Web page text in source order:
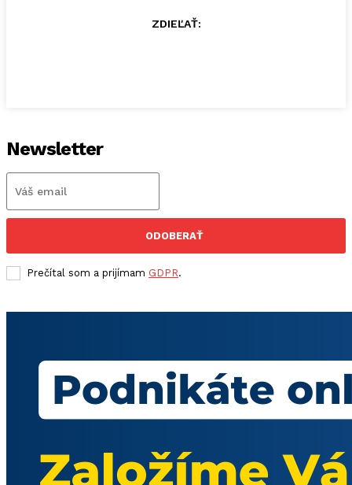
ZDIEĽAŤ:
Newsletter
ODOBERAŤ
Prečítal som a prijímam GDPR.